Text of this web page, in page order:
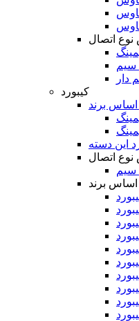
اتصال
سیم
کیبورد
اساس برند
این دسته
نوع اتصال
سیم
اساس برند